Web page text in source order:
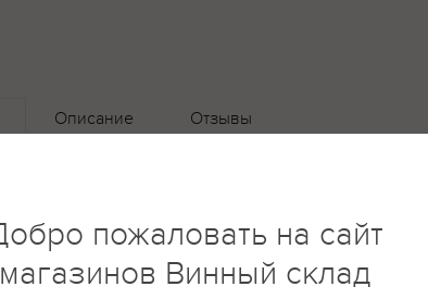
Описание Отзывы
пожаловать на сайт
магазинов Винный склад